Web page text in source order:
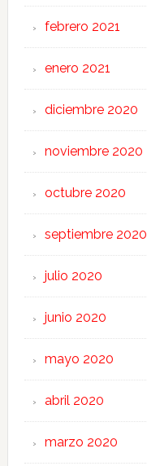
febrero 2021
enero 2021
diciembre 2020
noviembre 2020
octubre 2020
septiembre 2020
julio 2020
junio 2020
mayo 2020
abril 2020
marzo 2020